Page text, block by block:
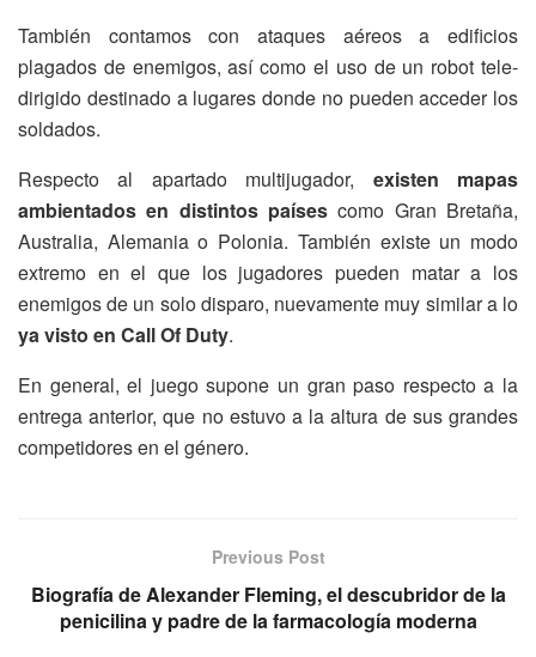
También contamos con ataques aéreos a edificios
plagados de enemigos, así como el uso de un robot tele-
dirigido destinado a lugares donde no pueden acceder los
soldados.
Respecto al apartado multijugador, existen mapas
ambientados en distintos países como Gran Bretaña,
Australia, Alemania o Polonia. También existe un modo
extremo en el que los jugadores pueden matar a los
enemigos de un solo disparo, nuevamente muy similar a lo
ya visto en Call Of Duty.
En general, el juego supone un gran paso respecto a la
entrega anterior, que no estuvo a la altura de sus grandes
competidores en el género.
Previous Post
Biografía de Alexander Fleming, el descubridor de la
penicilina y padre de la farmacología moderna